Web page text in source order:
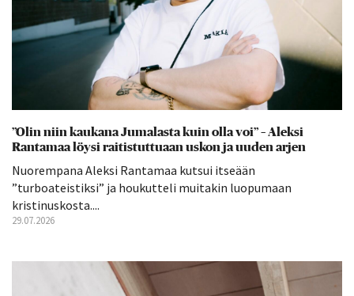
”Olin niin kaukana Jumalasta kuin olla voi” – Aleksi
Rantamaa löysi raitistuttuaan uskon ja uuden arjen
Nuorempana Aleksi Rantamaa kutsui itseään
”turboateistiksi” ja houkutteli muitakin luopumaan
kristinuskosta....
29.07.2026